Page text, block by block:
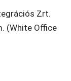
Zrt.
(White Office